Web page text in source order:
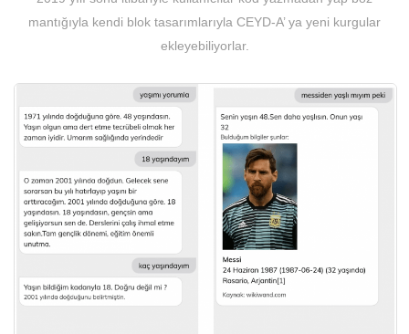
mantığıyla kendi blok tasarımlarıyla CEYD-A’ ya yeni kurgular
ekleyebiliyorlar.